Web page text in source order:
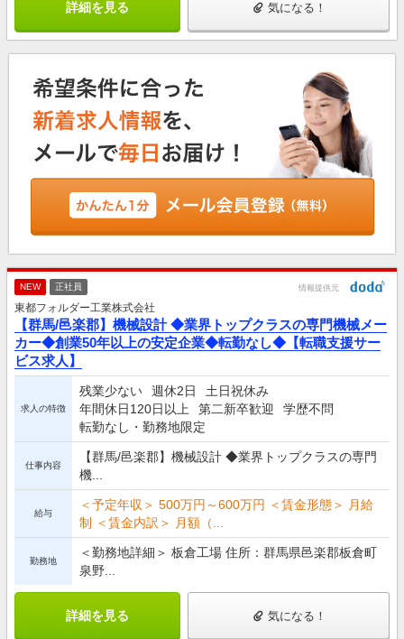
詳細を見る 気になる！
NEW 正社員 情報提供元
東都フォルダー工業株式会社
【群馬/邑楽郡】機械設計 ◆業界トップクラスの専門機械メー
カー◆創業50年以上の安定企業◆転勤なし◆【転職支援サー
ビス求人】
求人の特徴
残業少ない 週休2日
土日祝休み
年間休日120日以上
第二新卒歓迎
学歴不問
転勤なし・勤務地限定
仕事内容
【群馬/邑楽郡】機械設計 ◆業界トップクラスの専門
機...
給与
＜予定年収＞ 500万円～600万円 ＜賃金形態＞ 月給
制 ＜賃金内訳＞ 月額（...
勤務地
＜勤務地詳細＞ 板倉工場 住所：群馬県邑楽郡板倉町
泉野...
詳細を見る 気になる！